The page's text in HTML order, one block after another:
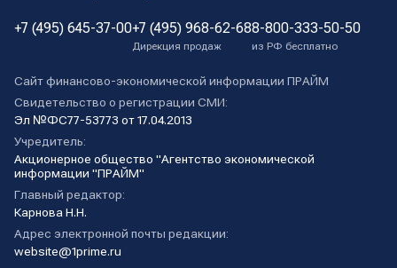
+7 (495) 645-37-00+7 (495) 968-62-68
Дирекция продаж
8-800-333-50-50
из РФ бесплатно
Сайт финансово-экономической информации ПРАЙМ
Свидетельство о регистрации СМИ:
Эл №ФС77-53773 от 17.04.2013
Учредитель:
Акционерное общество "Агентство экономической
информации "ПРАЙМ"
Главный редактор:
Карнова Н.Н.
Адрес электронной почты редакции:
website@1prime.ru